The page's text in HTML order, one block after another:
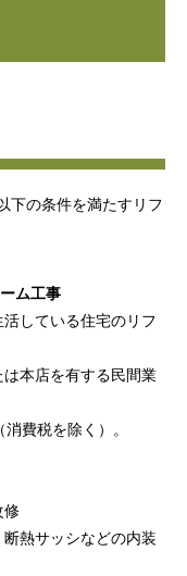
下の条件を満たすリフ
ム工事
している住宅のリフ
本店を有する民間業
費税を除く）。
修
熱サッシなどの内装